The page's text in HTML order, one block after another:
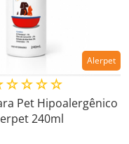
Alerpet
☆☆☆☆
Pet Hipoalergênico
240ml